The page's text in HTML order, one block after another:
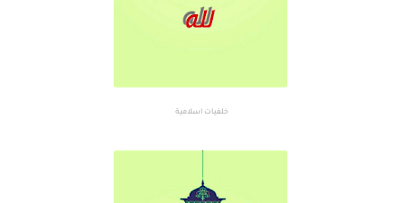
خلفيات اسلامية